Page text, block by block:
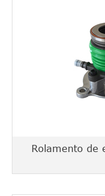
Rolamento de